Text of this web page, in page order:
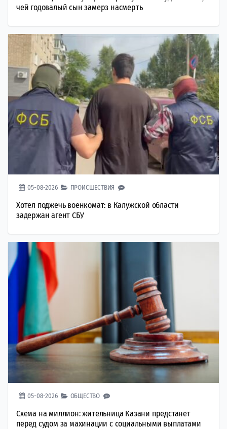
чей годовалый сын замерз насмерть
05-08-2026 ПРОИСШЕСТВИЯ
Хотел поджечь военкомат: в Калужской области
задержан агент СБУ
05-08-2026 ОБЩЕСТВО
Схема на миллион: жительница Казани предстанет
перед судом за махинации с социальными выплатами